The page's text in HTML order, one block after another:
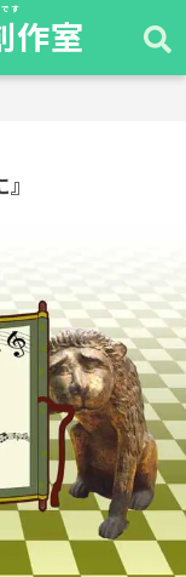
す
作室